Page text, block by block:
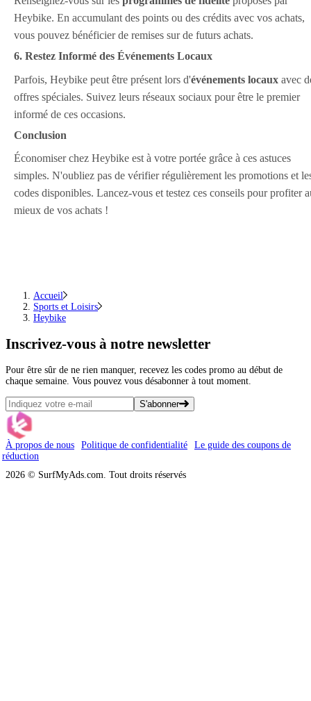
Heybike. En accumulant des points ou des crédits avec vos achats,
vous pouvez bénéficier de remises sur de futurs achats.
6. Restez Informé des Événements Locaux
Parfois, Heybike peut être présent lors d'événements locaux avec
offres spéciales. Suivez leurs réseaux sociaux pour être le premier
informé de ces occasions.
Conclusion
Économiser chez Heybike est à votre portée grâce à ces astuces
simples. N'oubliez pas de vérifier régulièrement les promotions et
codes disponibles. Lancez-vous et testez ces conseils pour profiter
mieux de vos achats !
Accueil
Sports et Loisirs
Heybike
Inscrivez-vous à notre newsletter
Pour être sûr de ne rien manquer, recevez les codes promo au début de
chaque semaine. Vous pouvez vous désabonner à tout moment.
S'abonner
À propos de nous Politique de confidentialité
Le guide des coupons de
réduction
2026 © SurfMyAds.com. Tout droits réservés